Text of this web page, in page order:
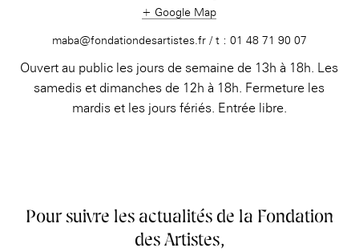
+ Google Map
maba@fondationdesartistes.fr / t : 01 48 71 90 07
Ouvert au public les jours de semaine de 13h à 18h. Les
samedis et dimanches de 12h à 18h. Fermeture les
mardis et les jours fériés. Entrée libre.
Pour suivre les actualités de la Fondation
des Artistes,